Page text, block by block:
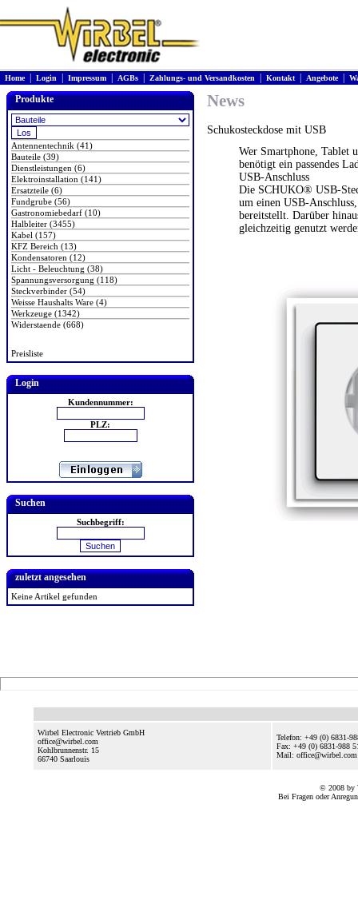
Home| Login Impressum AGBs Zahlungs- und Versandkosten Kontakt| Angebote|
Produkte
Antennentechnik (41)
Bauteile (39)
Dienstleistungen (6)
Elektroinstallation (141)
Ersatzteile (6)
Fundgrube (56)
Gastronomiebedarf (10)
Halbleiter (3455)
Kabel (157)
KFZ Bereich (13)
Kondensatoren (12)
Licht - Beleuchtung (38)
Spannungsversorgung (118)
Steckverbinder (54)
Weisse Haushalts Ware (4)
Werkzeuge (1342)
Widerstaende (668)
Preisliste
Login
Kundennummer:
PLZ:
Suchen
Suchbegriff:
zuletzt angesehen
Keine Artikel gefunden
News
Schukosteckdose mit USB
Wer Smartphone, Tablet
benötigt ein passendes
USB-Anschluss
Die SCHUKO® USB-
um einen USB-
bereitstellt. Darüber
gleichzeitig genutzt
Wirbel Electronic Vertrieb GmbH
office@wirbel.com
Kohlbrunnenstr. 15
66740 Saarlouis
Telefon: +49 (0) 6831-
Fax: +49 (0) 6831-988
Mail: office@wirbel.com
© 2008 by
Bei Fragen oder